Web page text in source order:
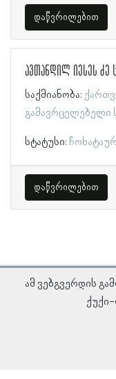
დაწვრილებით
ავთანდილ იესეს ძე
საქმიანობა:
გამავრცელებელი
სტატუსი:
დაწვრილებით
ამ ვებგვერდის